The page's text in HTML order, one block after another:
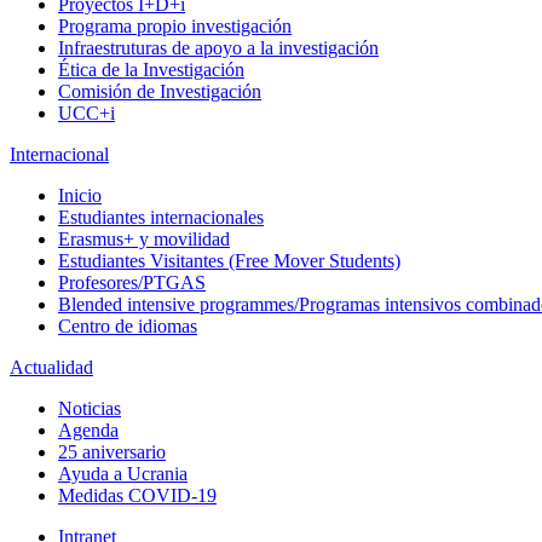
Proyectos I+D+i
Programa propio investigación
Infraestruturas de apoyo a la investigación
Ética de la Investigación
Comisión de Investigación
UCC+i
Internacional
Inicio
Estudiantes internacionales
Erasmus+ y movilidad
Estudiantes Visitantes (Free Mover Students)
Profesores/PTGAS
Blended intensive programmes/Programas intensivos
Centro de idiomas
Actualidad
Noticias
Agenda
25 aniversario
Ayuda a Ucrania
Medidas COVID-19
Intranet